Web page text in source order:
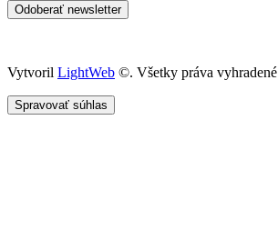
Vytvoril LightWeb ©. Všetky práva vyhradené
Spravovať súhlas